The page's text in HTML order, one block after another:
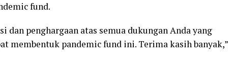
fund.
dan penghargaan atas semua dukungan Anda yang
membentuk pandemic fund ini. Terima kasih banyak,”